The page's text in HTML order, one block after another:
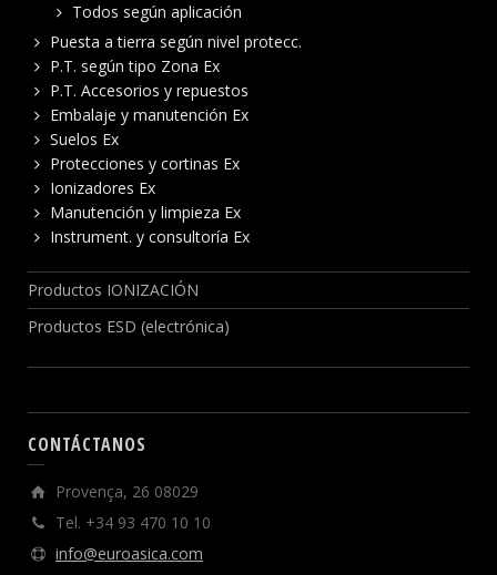
Todos según aplicación
Puesta a tierra según nivel protecc.
P.T. según tipo Zona Ex
P.T. Accesorios y repuestos
Embalaje y manutención Ex
Suelos Ex
Protecciones y cortinas Ex
Ionizadores Ex
Manutención y limpieza Ex
Instrument. y consultoría Ex
Productos IONIZACIÓN
Productos ESD (electrónica)
CONTÁCTANOS
Provença, 26 08029
Tel. +34 93 470 10 10
info@euroasica.com